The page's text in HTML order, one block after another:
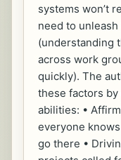
systems won’t
need to
(understanding
across work
quickly). The
these factors
abilities: •
everyone
go there •